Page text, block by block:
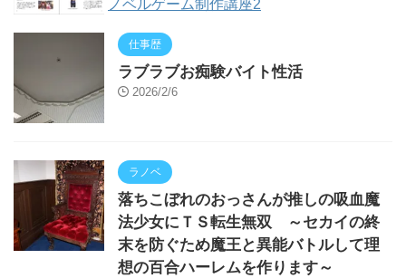
ノベルゲーム制作講座2
仕事歴
ラブラブお痴験バイト性活
2026/2/6
ラノベ
落ちこぼれのおっさんが推しの吸血魔
法少女にＴＳ転生無双 ～セカイの終
末を防ぐため魔王と異能バトルして理
想の百合ハーレムを作ります～